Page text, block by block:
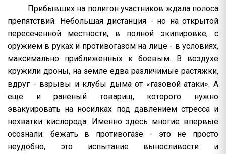
Прибывших на полигон участников ждала полоса
препятствий. Небольшая дистанция - но на открытой
пересеченной местности, в полной экипировке, с
оружием в руках и противогазом на лице - в условиях,
максимально приближенных к боевым. В воздухе
кружили дроны, на земле едва различимые растяжки,
вдруг - взрывы и клубы дыма от «газовой атаки». А
еще и раненый товарищ, которого нужно
эвакуировать на носилках под давлением стресса и
нехватки кислорода. Именно здесь многие впервые
осознали: бежать в противогазе - это не просто
неудобно, это испытание выносливости и